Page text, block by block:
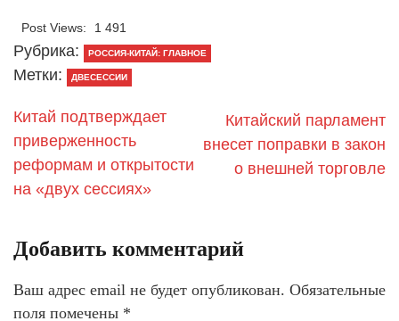
Post Views: 1 491
Рубрика: РОССИЯ-КИТАЙ: ГЛАВНОЕ
Метки: ДВЕСЕССИИ
Китай подтверждает
приверженность
реформам и открытости
на «двух сессиях»
Китайский парламент
внесет поправки в закон
о внешней торговле
Добавить комментарий
Ваш адрес email не будет опубликован. Обязательные
поля помечены *